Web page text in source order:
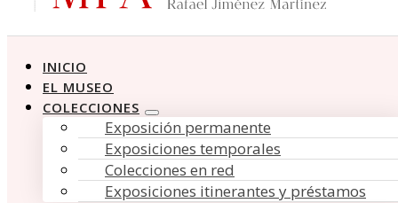
INICIO
EL MUSEO
COLECCIONES
Exposición permanente
Exposiciones temporales
Colecciones en red
Exposiciones itinerantes y préstamos